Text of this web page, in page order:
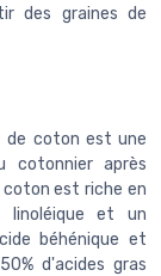
des graines de
de coton est une
cotonnier après
coton est riche en
linoléique et un
béhénique et
d'acides gras